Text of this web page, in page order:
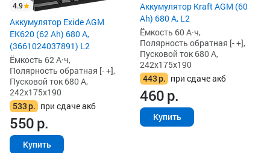
4.9
Аккумулятор Exide AGM
EK620 (62 Ah) 680 А,
(3661024037891) L2
Ёмкость 62 А·ч,
Полярность обратная [- +],
Пусковой ток 680 А,
242x175x190
533р. при сдаче акб
550р.
Купить
Аккумулятор Kraft AGM (60
Ah) 680 А, L2
Ёмкость 60 А·ч,
Полярность обратная [- +],
Пусковой ток 680 А,
242x175x190
443р. при сдаче акб
460р.
Купить